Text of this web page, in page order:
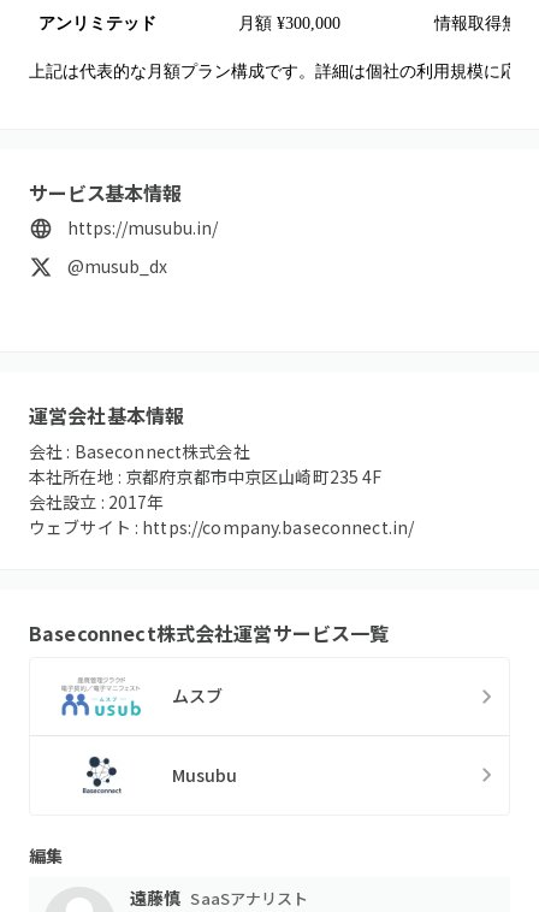
アンリミテッド 月額 ¥300,000 情報取得無
上記は代表的な月額プラン構成です。詳細は個社の利用規模に応
サービス基本情報
https://musubu.in/
@musub_dx
運営会社基本情報
会社 : Baseconnect株式会社
本社所在地 : 京都府京都市中京区山崎町235 4F
会社設立 : 2017年
ウェブサイト : https://company.baseconnect.in/
Baseconnect株式会社運営サービス一覧
ムスブ
Musubu
編集
遠藤慎 SaaSアナリスト